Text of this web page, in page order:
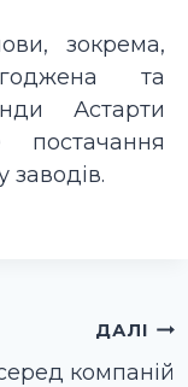
зокрема,
та
Астарти
постачання
заводів.
ДАЛІ
компаній